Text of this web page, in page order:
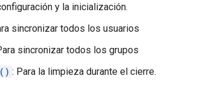
y la inicialización.
sincronizar todos los usuarios
sincronizar todos los grupos
: Para la limpieza durante el cierre.